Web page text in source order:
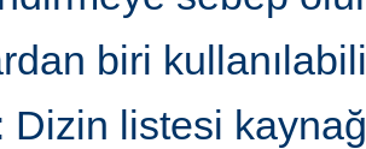
biri
Dizin listesi